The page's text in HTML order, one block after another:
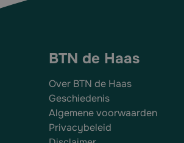
BTN de Haas
Over BTN de Haas
Geschiedenis
Algemene voorwaarden
Privacybeleid